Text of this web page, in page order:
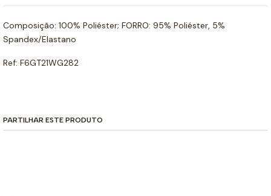
Composição: 100% Poliéster; FORRO: 95% Poliéster, 5%
Spandex/Elastano
Ref: F6GT21WG282
PARTILHAR ESTE PRODUTO